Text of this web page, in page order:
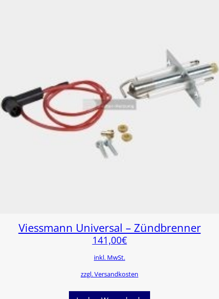
Viessmann Universal – Zündbrenner
141,00€
inkl. MwSt.
zzgl. Versandkosten